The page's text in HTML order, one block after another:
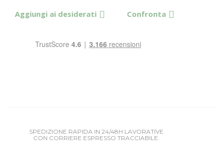
Aggiungi ai desiderati Confronta
SPEDIZIONE RAPIDA IN 24/48H LAVORATIVE
CON CORRIERE ESPRESSO TRACCIABILE.